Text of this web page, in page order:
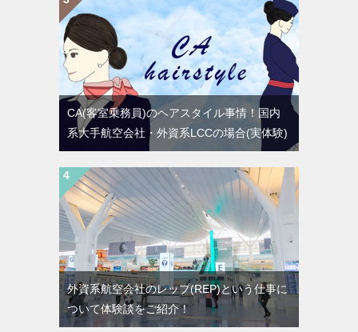
CA(客室乗務員)のヘアスタイル事情！国内
系大手航空会社・外資系LCCの場合(実体験)
外資系航空会社のレップ(REP)という仕事に
ついて体験談をご紹介！